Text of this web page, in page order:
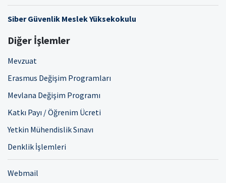
Siber Güvenlik Meslek Yüksekokulu
Diğer İşlemler
Mevzuat
Erasmus Değişim Programları
Mevlana Değişim Programı
Katkı Payı / Öğrenim Ücreti
Yetkin Mühendislik Sınavı
Denklik İşlemleri
Webmail